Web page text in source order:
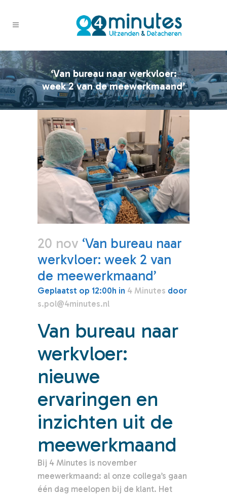
‘Van bureau naar werkvloer:
week 2 van de meewerkmaand’
20 nov ‘Van bureau naar
werkvloer: week 2 van
de meewerkmaand’
Geplaatst op 12:00h in 4 Minutes door
s.pol@4minutes.nl
Van bureau naar
werkvloer:
nieuwe
ervaringen en
inzichten uit de
meewerkmaand
Bij 4 Minutes is november
meewerkmaand: al onze collega’s gaan
één dag meelopen bij de klant. Het